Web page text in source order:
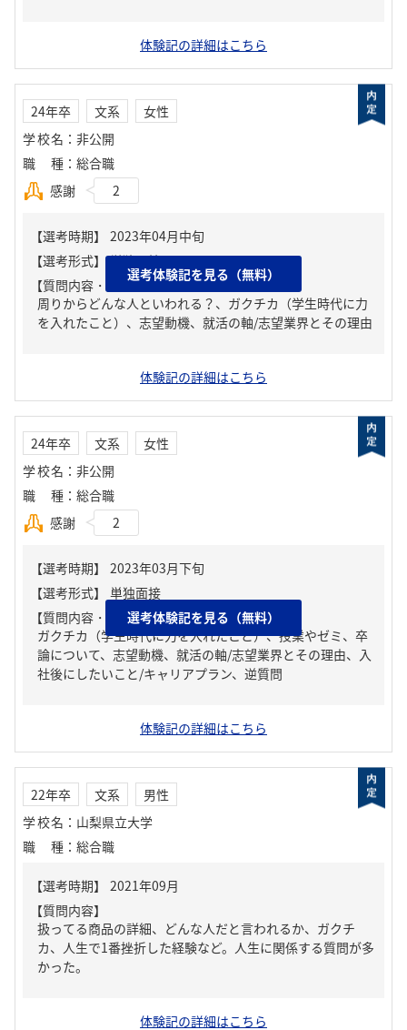
体験記の詳細はこちら
24年卒 文系
女性
学校名 ： 非公開
職種 ： 総合職
感謝
2
【質問内容・課題】
周りからどんな人といわれる？、ガクチカ（学生時代に力
を入れたこと）、志望動機、就活の軸/志望業界とその理由
選考体験記を見る（無料）
体験記の詳細はこちら
24年卒 文系
女性
学校名 ： 非公開
職種 ： 総合職
感謝
2
【質問内容・課題】
ガクチカ（学生時代に力を入れたこと）、授業やゼミ、卒
論について、志望動機、就活の軸/志望業界とその理由、入
社後にしたいこと/キャリアプラン、逆質問
選考体験記を見る（無料）
体験記の詳細はこちら
22年卒 文系
男性
学校名 ： 山梨県立大学
職種 ： 総合職
【質問内容】
扱ってる商品の詳細、どんな人だと言われるか、ガクチ
カ、人生で1番挫折した経験など。人生に関係する質問が多
かった。
体験記の詳細はこちら